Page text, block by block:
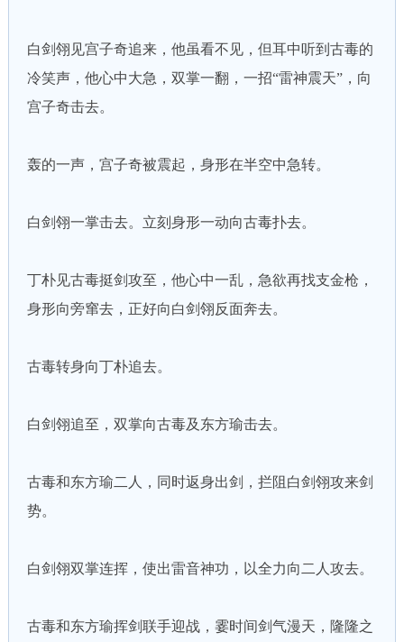
白剑翎见宫子奇追来，他虽看不见，但耳中听到古毒的
冷笑声，他心中大急，双掌一翻，一招“雷神震天”，向
宫子奇击去。
轰的一声，宫子奇被震起，身形在半空中急转。
白剑翎一掌击去。立刻身形一动向古毒扑去。
丁朴见古毒挺剑攻至，他心中一乱，急欲再找支金枪，
身形向旁窜去，正好向白剑翎反面奔去。
古毒转身向丁朴追去。
白剑翎追至，双掌向古毒及东方瑜击去。
古毒和东方瑜二人，同时返身出剑，拦阻白剑翎攻来剑
势。
白剑翎双掌连挥，使出雷音神功，以全力向二人攻去。
古毒和东方瑜挥剑联手迎战，霎时间剑气漫天，隆隆之